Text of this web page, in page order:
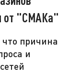
от "СМАКа"
причина
и